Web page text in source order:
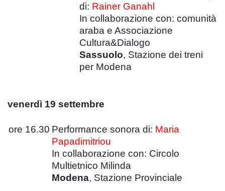
di: Rainer Ganahl
In collaborazione con: comunità
araba e Associazione
Cultura&Dialogo
Sassuolo, Stazione dei treni
per Modena
venerdì 19 settembre
ore 16.30 Performance sonora di: Maria
Papadimitriou
In collaborazione con: Circolo
Multietnico Milinda
Modena, Stazione Provinciale